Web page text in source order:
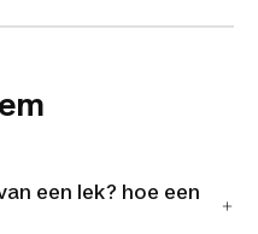
een lek? hoe een